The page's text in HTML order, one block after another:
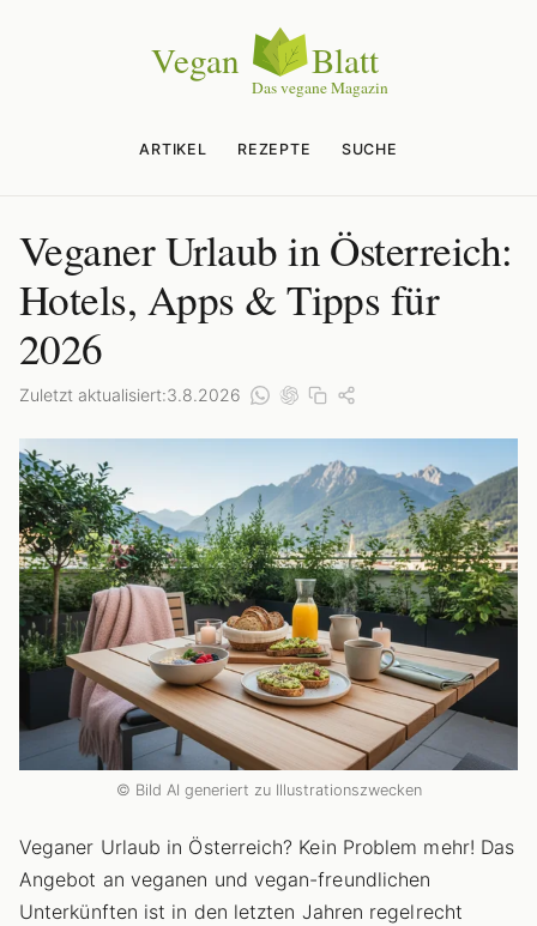
ARTIKEL REZEPTE SUCHE
Veganer Urlaub in Österreich:
Hotels, Apps & Tipps für
2026
Zuletzt aktualisiert:3.8.2026
© Bild AI generiert zu Illustrationszwecken
Veganer Urlaub in Österreich? Kein Problem mehr! Das
Angebot an veganen und vegan-freundlichen
Unterkünften ist in den letzten Jahren regelrecht